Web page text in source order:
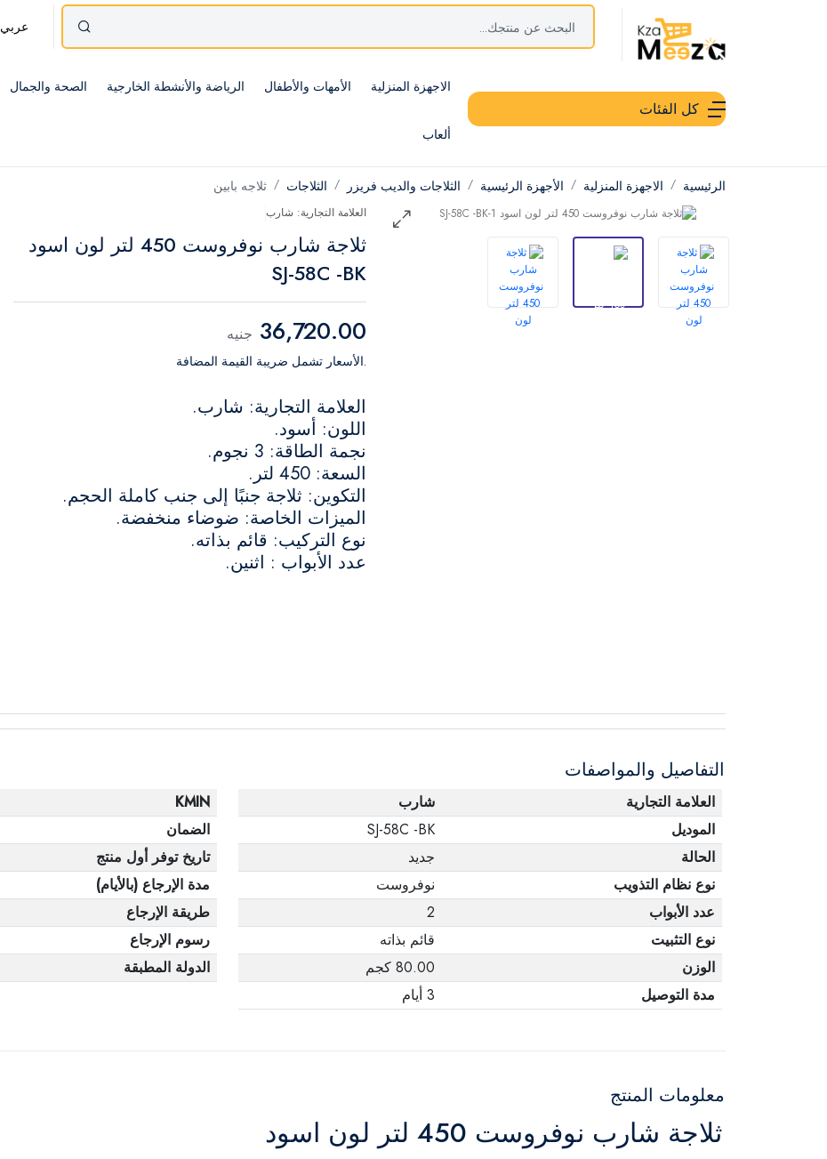
عربي
كل الفئات
الاجهزة المنزلية الأمهات والأطفال الرياضة والأنشطة الخارجية الصحة والجمال
ألعاب
الرئيسية الاجهزة المنزلية الأجهزة الرئيسية الثلاجات والديب فريزر الثلاجات ثلاجه بابين
العلامة التجارية: شارب
ثلاجة شارب نوفروست 450 لتر لون اسود
SJ-58C -BK
36,720.00 جنيه
.الأسعار تشمل ضريبة القيمة المضافة
العلامة التجارية: شارب.
اللون: أسود.
نجمة الطاقة: 3 نجوم.
السعة: 450 لتر.
التكوين: ثلاجة جنبًا إلى جنب كاملة الحجم.
الميزات الخاصة: ضوضاء منخفضة.
نوع التركيب: قائم بذاته.
عدد الأبواب : اثنين.
التفاصيل والمواصفات
العلامة التجارية
شارب
الموديل
SJ-58C -BK
الحالة
جديد
نوع نظام التذويب
نوفروست
عدد الأبواب
2
نوع التثبيت
قائم بذاته
الوزن
80.00 كجم
مدة التوصيل
3 أيام
KMIN
الضمان
تاريخ توفر أول منتج
مدة الإرجاع (بالأيام)
طريقة الإرجاع
رسوم الإرجاع
الدولة المطبقة
معلومات المنتج
ثلاجة شارب نوفروست 450 لتر لون اسود